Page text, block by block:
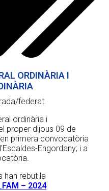
ORDINÀRIA I
federat.
ordinària i
proper dijous 09 de
primera convocatòria
Engordany; i a
han rebut la
– 2024